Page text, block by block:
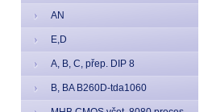
AN
E,D
A, B, C, přep. DIP 8
B, BA B260D-tda1060